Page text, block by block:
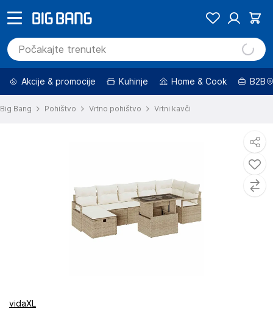
Akcije & promocije Kuhinje Home & Cook B2B
Big Bang Pohištvo Vrtno pohištvo Vrtni kavči
vidaXL